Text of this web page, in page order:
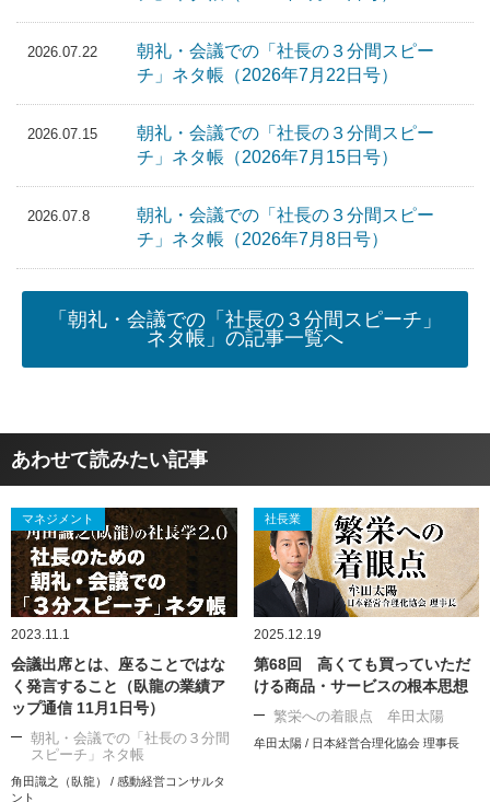
2026.07.22
朝礼・会議での「社長の３分間スピー
チ」ネタ帳（2026年7月22日号）
2026.07.15
朝礼・会議での「社長の３分間スピー
チ」ネタ帳（2026年7月15日号）
2026.07.8
朝礼・会議での「社長の３分間スピー
チ」ネタ帳（2026年7月8日号）
「朝礼・会議での「社長の３分間スピーチ」
ネタ帳」の記事一覧へ
あわせて読みたい記事
マネジメント
2023.11.1
会議出席とは、座ることではな
く発言すること（臥龍の業績ア
ップ通信 11月1日号）
朝礼・会議での「社長の３分間
スピーチ」ネタ帳
角田識之（臥龍） / 感動経営コンサルタ
ント
社長業
2025.12.19
第68回 高くても買っていただ
ける商品・サービスの根本思想
繁栄への着眼点 牟田太陽
牟田太陽 / 日本経営合理化協会 理事長